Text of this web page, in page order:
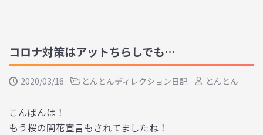
コロナ対策はアットちらしでも…
2020/03/16 とんとんディレクション日記 とんとん
こんばんは！
もう桜の開花宣言もされてましたね！